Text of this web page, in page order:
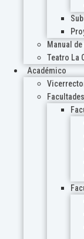
Manual
Teatro La
Académico
Facultades